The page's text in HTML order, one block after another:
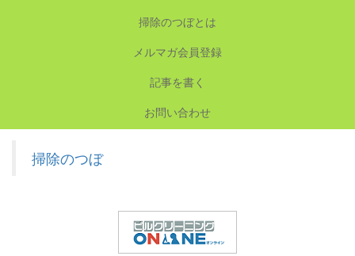
掃除のつぼとは
メルマガ会員登録
記事を書く
お問い合わせ
掃除のつぼ